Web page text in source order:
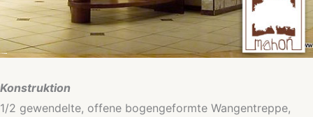
Konstruktion
1/2 gewendelte, offene bogengeformte Wangentreppe,